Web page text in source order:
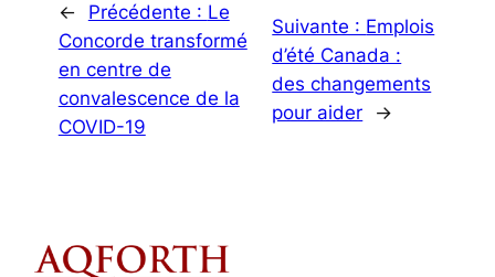
← Précédente : Le
Concorde transformé
en centre de
convalescence de la
COVID-19
Suivante : Emplois
d’été Canada :
des changements
pour aider
→